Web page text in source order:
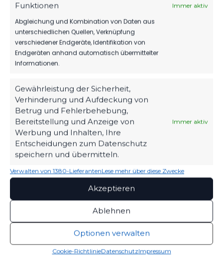
Funktionen Immer aktiv
Abgleichung und Kombination von Daten aus
unterschiedlichen Quellen, Verknüpfung
verschiedener Endgeräte, Identifikation von
Endgeräten anhand automatisch übermittelter
Informationen.
Gewährleistung der Sicherheit,
Verhinderung und Aufdeckung von
Betrug und Fehlerbehebung,
Bereitstellung und Anzeige von
Werbung und Inhalten, Ihre
Entscheidungen zum Datenschutz
speichern und übermitteln.
Immer aktiv
Verwalten von 1380-LieferantenLese mehr über diese Zwecke
Akzeptieren
Ablehnen
Optionen verwalten
Cookie-RichtlinieDatenschutzImpressum
(90.+1) Leonard Koch
Gelb: Seidel (Lichtenberg)
Beste Spieler: Sebastian Reiniger, Richard Max
Ohlow, Eni-Owo Adekunle (Lichtenberg)
Marcel Hadel, Sofiene Jannene,
Tobias Francisco (FSV 63)